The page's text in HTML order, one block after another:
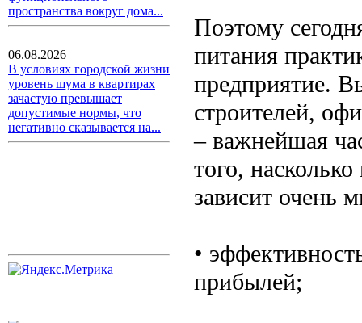
пространства вокруг дома...
06.08.2026
В условиях городской жизни
уровень шума в квартирах
зачастую превышает
допустимые нормы, что
негативно сказывается на...
Поэтому
питания
предприятие.
строителей,
– важнейшая
того,
зависит очень
•
прибылей;